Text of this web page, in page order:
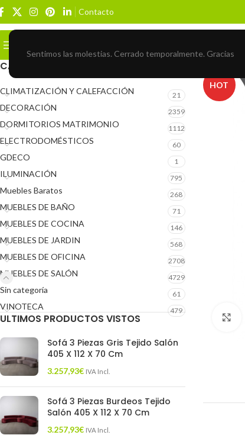
Sentimos las molestias. Cerrado temporalmente. Gracias
Contacto
CATEGORÍAS DEL PRODUCTO
CLIMATIZACIÓN Y CALEFACCIÓN 21
DECORACIÓN 2359
DORMITORIOS MATRIMONIO 1112
ELECTRODOMÉSTICOS 60
GDECO 1
ILUMINACIÓN 795
Muebles Baratos 268
MUEBLES DE BAÑO 71
MUEBLES DE COCINA 146
MUEBLES DE JARDIN 568
MUEBLES DE OFICINA 2708
MUEBLES DE SALÓN 4729
Sin categoría 61
VINOTECA 479
ULTIMOS PRODUCTOS VISTOS
Sofá 3 Piezas Gris Tejido Salón
405 X 112 X 70 Cm
3.257,93€ IVA Incl.
Sofá 3 Piezas Burdeos Tejido
Salón 405 X 112 X 70 Cm
3.257,93€ IVA Incl.
HOT